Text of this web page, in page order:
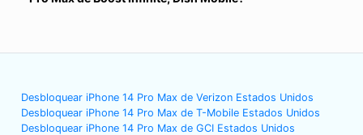
Desbloquear iPhone 14 Pro Max de Verizon Estados Unidos
Desbloquear iPhone 14 Pro Max de T-Mobile Estados Unidos
Desbloquear iPhone 14 Pro Max de GCI Estados Unidos